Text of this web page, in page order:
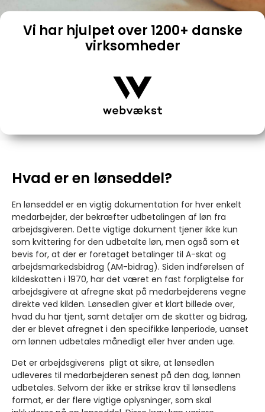
Vi har hjulpet over 1200+ danske
virksomheder
Hvad er en lønseddel?
En lønseddel er en vigtig dokumentation for hver enkelt
medarbejder, der bekræfter udbetalingen af løn fra
arbejdsgiveren. Dette vigtige dokument tjener ikke kun
som kvittering for den udbetalte løn, men også som et
bevis for, at der er foretaget betalinger til A-skat og
arbejdsmarkedsbidrag (AM-bidrag). Siden indførelsen af
kildeskatten i 1970, har det været en fast forpligtelse for
arbejdsgivere at afregne skat på medarbejderens vegne
direkte ved kilden. Lønsedlen giver et klart billede over,
hvad du har tjent, samt detaljer om de skatter og bidrag,
der er blevet afregnet i den specifikke lønperiode, uanset
om lønnen udbetales månedligt eller hver anden uge.
Det er arbejdsgiverens pligt at sikre, at lønsedlen
udleveres til medarbejderen senest på den dag, lønnen
udbetales. Selvom der ikke er strikse krav til lønsedlens
format, er der flere vigtige oplysninger, som skal